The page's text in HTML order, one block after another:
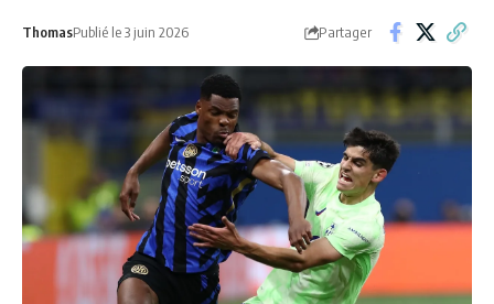
ThomasPublié le 3 juin 2026 Partager